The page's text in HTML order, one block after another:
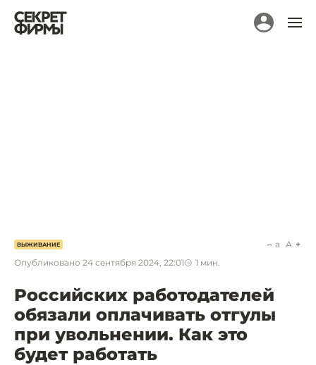
ВЫЖИВАНИЕ
Опубликовано 24 сентября 2024, 22:01 1 мин.
a A
Российских работодателей
обязали оплачивать отгулы
при увольнении. Как это
будет работать